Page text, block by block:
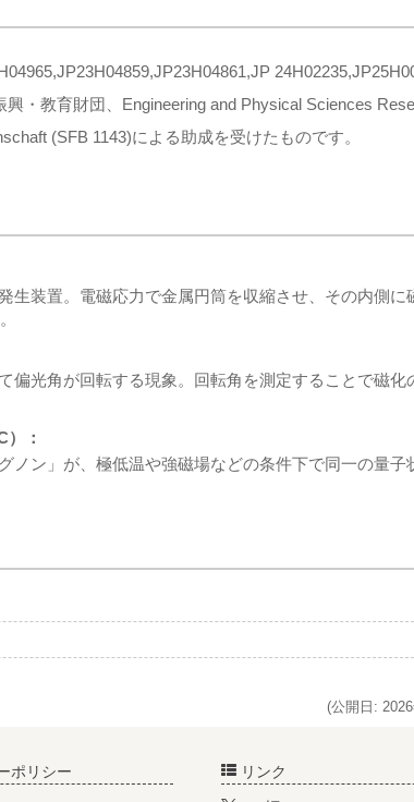
・教育財団、Engineering and Physical Sciences
(SFB 1143)による助成を受けたものです。
生装置。電磁応力で金属円筒を収縮させ、その内側に
偏光角が回転する現象。回転角を測定することで磁化
：
ノン」が、極低温や強磁場などの条件下で同一の量子
(公開日:
ポリシー リンク